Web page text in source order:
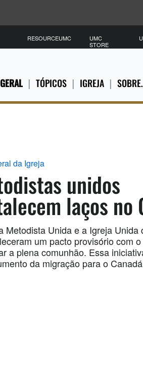
TÓPICOS IGREJA
RESOURCEUMC
UMC
STORE
da Igreja
unidos
laços no
Metodista Unida e a Igreja Unida
um pacto provisório com
a plena comunhão. Essa
da migração para o